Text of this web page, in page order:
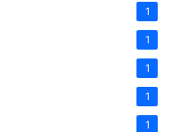
1
1
1
1
1